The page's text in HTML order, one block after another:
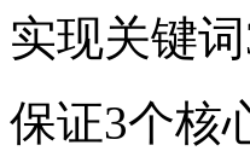
实现关键
保证3个核